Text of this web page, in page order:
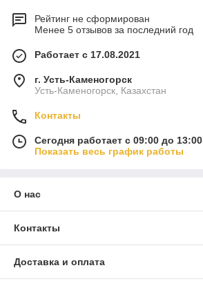
Рейтинг не сформирован
Менее 5 отзывов за последний год
Работает с 17.08.2021
г. Усть-Каменогорск
Усть-Каменогорск, Казахстан
Контакты
Сегодня работает с 09:00 до 13:00
Показать весь график работы
О нас
Контакты
Доставка и оплата